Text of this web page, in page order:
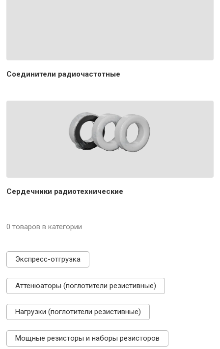
Соединители радиочастотные
Сердечники радиотехнические
0 товаров в категории
Экспресс-отгрузка
Аттенюаторы (поглотители резистивные)
Нагрузки (поглотители резистивные)
Мощные резисторы и наборы резисторов